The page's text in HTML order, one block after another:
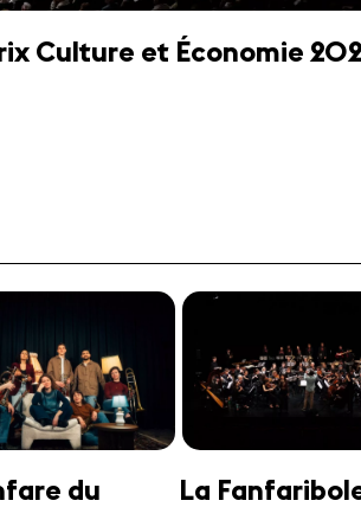
Culture et Économie
Jansen Jonathan